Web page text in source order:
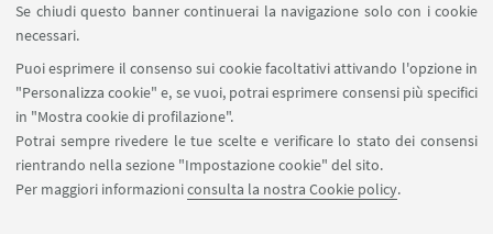
Se chiudi questo banner continuerai la navigazione solo con i cookie
necessari.
Puoi esprimere il consenso sui cookie facoltativi attivando l'opzione in
"Personalizza cookie" e, se vuoi, potrai esprimere consensi più specifici
in "Mostra cookie di profilazione".
Potrai sempre rivedere le tue scelte e verificare lo stato dei consensi
rientrando nella sezione "Impostazione cookie" del sito.
Per maggiori informazioniconsulta la nostra Cookie policy.
SEGUI UNIBO SU:
APP: